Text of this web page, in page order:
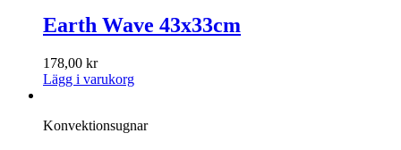
Earth Wave 43x33cm
178,00 kr
Lägg i varukorg
Konvektionsugnar